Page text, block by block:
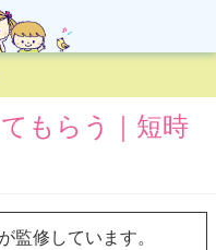
もらう｜短時
監修しています。